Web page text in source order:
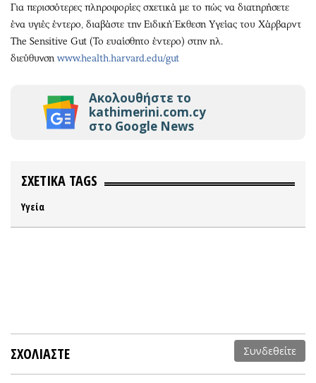
Για περισσότερες πληροφορίες σχετικά με το πώς να διατηρήσετε
ένα υγιές έντερο, διαβάστε την Ειδική Έκθεση Υγείας του Χάρβαρντ
The Sensitive Gut (Το ευαίσθητο έντερο) στην ηλ.
διεύθυνσηwww.health.harvard.edu/gut
Ακολουθήστε το
kathimerini.com.cy
στο Google News
ΣΧΕΤΙΚΑ TAGS
Υγεία
ΣΧΟΛΙΑΣΤΕ Συνδεθείτε